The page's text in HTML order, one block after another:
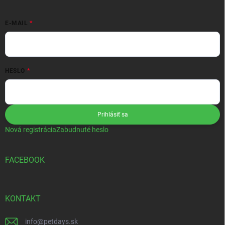
E-MAIL
HESLO
Prihlásiť sa
Nová registráciaZabudnuté heslo
FACEBOOK
KONTAKT
info@petdays.sk